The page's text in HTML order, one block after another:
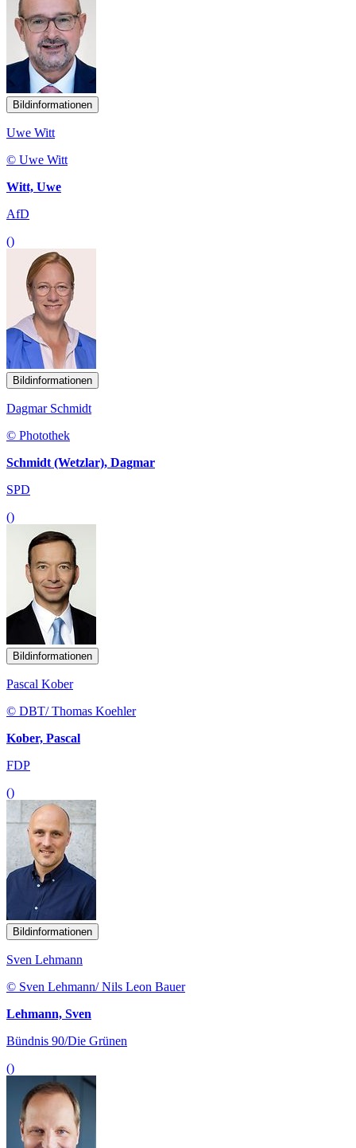
Bildinformationen
Uwe Witt
© Uwe Witt
Witt, Uwe
AfD
()
Bildinformationen
Dagmar Schmidt
© Photothek
Schmidt (Wetzlar), Dagmar
SPD
()
Bildinformationen
Pascal Kober
© DBT/ Thomas Koehler
Kober, Pascal
FDP
()
Bildinformationen
Sven Lehmann
© Sven Lehmann/ Nils Leon Bauer
Lehmann, Sven
Bündnis 90/Die Grünen
()